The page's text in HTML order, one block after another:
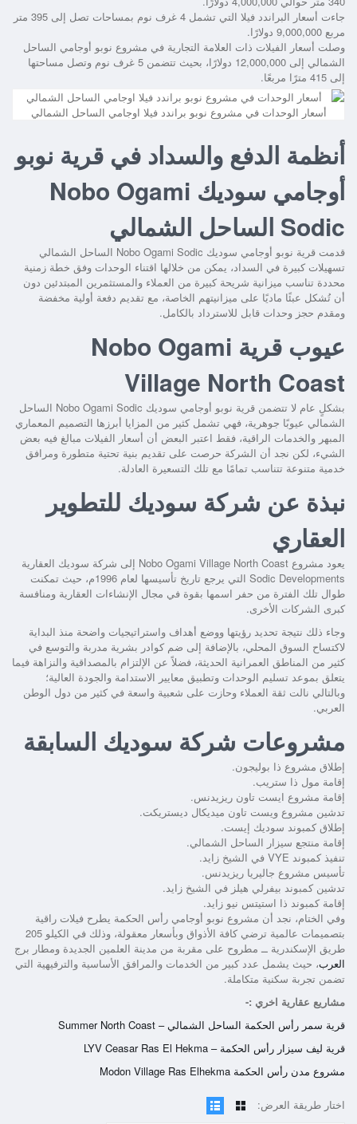
جاءت أسعار البراندد فيلا التي تشمل 4 غرف نوم بمساحات تصل إلى 395 متر
مربع 9,000,000 دولارًا.
وصلت أسعار الفيلات ذات العلامة التجارية في مشروع نوبو أوجامي الساحل
الشمالي إلى 12,000,000 دولارًا، بحيث تتضمن 5 غرف نوم وتصل مساحتها
إلى 415 مترًا مربعًا.
أسعار الوحدات في مشروع نوبو براندد فيلا اوجامي الساحل الشمالي
أنظمة الدفع والسداد في قرية نوبو
أوجامي سوديك Nobo Ogami
Sodic الساحل الشمالي
قدمت قرية نوبو أوجامي سوديك Nobo Ogami Sodic الساحل الشمالي
تسهيلات كبيرة في السداد، يمكن من خلالها اقتناء الوحدات وفق خطة زمنية
محددة تناسب ميزانية شريحة كبيرة من العملاء والمستثمرين المبتدئين دون
أن تُشكل عبئًا ماديًا على ميزانيتهم الخاصة، مع تقديم دفعة أولية مخفضة
ومقدم حجز وحدات قابل للاسترداد بالكامل.
عيوب قرية Nobo Ogami
Village North Coast
بشكلٍ عام لا تتضمن
قرية نوبو أوجامي سوديك Nobo Ogami Sodic الساحل
الشمالي عيوبًا جوهرية، فهي تشمل كثير من المزايا أبرزها التصميم المعماري
المبهر والخدمات الراقية، فقط اعتبر البعض أن أسعار الفيلات مبالغ فيه بعض
الشيء، لكن نجد أن الشركة حرصت على تقديم بنية تحتية متطورة ومرافق
خدمية متنوعة تتناسب تمامًا مع تلك التسعيرة العادلة.
نبذة عن شركة سوديك للتطوير
العقاري
يعود مشروع Nobo Ogami Village North Coast
إلى شركة سوديك العقارية
Sodic Developments التي يرجع تاريخ تأسيسها لعام 1996م، حيث تمكنت
طوال تلك الفترة من حفر اسمها بقوة في مجال الإنشاءات العقارية ومنافسة
كبرى الشركات الأخرى.
وجاء ذلك نتيجة تحديد رؤيتها ووضع أهداف واستراتيجيات واضحة منذ البداية
لاكتساح السوق المحلي، بالإضافة إلى ضم كوادر بشرية مدربة والتوسع في
كثير من المناطق العمرانية الحديثة، فضلاً عن الإلتزام بالمصداقية والنزاهة فيما
يتعلق بموعد تسليم الوحدات وتطبيق معايير الاستدامة والجودة العالية؛
وبالتالي نالت ثقة العملاء وحازت على شعبية واسعة في كثير من دول الوطن
العربي.
مشروعات شركة سوديك السابقة
إطلاق مشروع ذا بوليجون.
إقامة مول ذا ستريب.
إقامة مشروع ايست تاون ريزيدنس.
تدشين مشروع ويست تاون ميديكال ديستريكت.
إطلاق كمبوند سوديك إيست.
إقامة منتجع سيزار الساحل الشمالي.
تنفيذ كمبوند VYE في الشيخ زايد.
تأسيس مشروع جاليريا ريزيدنس.
تدشين كمبوند بيفرلي هيلز في الشيخ زايد.
إقامة كمبوند ذا استيتس نيو زايد.
وفي الختام، نجد أن مشروع نوبو أوجامي رأس الحكمة يطرح فيلات راقية
بتصميمات عالمية ترضي كافة الأذواق وبأسعار معقولة، وذلك في الكيلو 205
طريق الإسكندرية ــ مطروح على مقربة من مدينة العلمين الجديدة ومطار برج
العرب، حيث يشمل عدد كبير من الخدمات والمرافق الأساسية والترفيهية التي
تضمن تجربة سكنية متكاملة.
مشاريع عقارية اخري :-
قرية سمر رأس الحكمة الساحل الشمالي – Summer North Coast
قرية ليف سيزار رأس الحكمة – LYV Ceasar Ras El Hekma
مشروع مدن رأس الحكمة Modon Village Ras Elhekma
اختار طريقة العرض: